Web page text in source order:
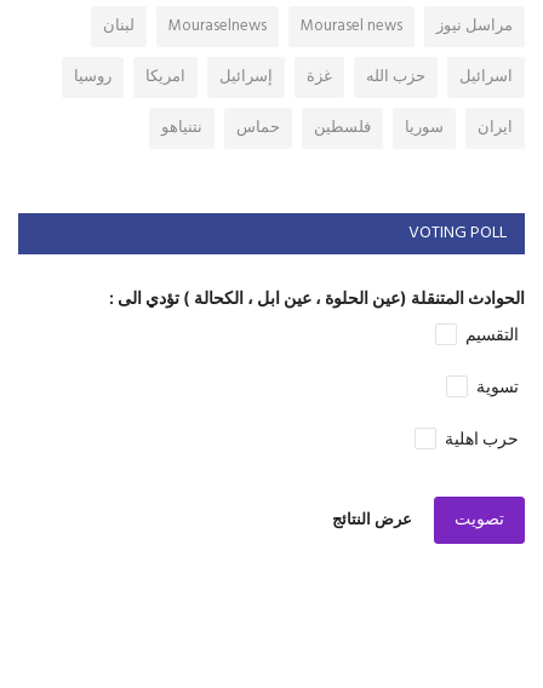
مراسل نيوز Mourasel news
Mouraselnews
لبنان
اسرائيل
حزب الله غزة إسرائيل امريكا
روسيا
ايران
سوريا فلسطين حماس نتنياهو
VOTING POLL
الحوادث المتنقلة (عين الحلوة ، عين ابل ، الكحالة ) تؤدي الى :
التقسيم
تسوية
حرب اهلية
تصويت عرض النتائج